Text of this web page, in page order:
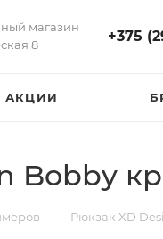
магазин
8
+375
АКЦИИ
Bobby
— Рюкзак XD